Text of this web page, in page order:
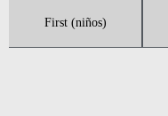
First (niños)